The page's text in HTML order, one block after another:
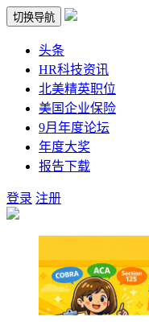
切换导航
头条
HR科技资讯
北美精英职位
美国企业保险
9月年度论坛
年度大奖
报告下载
登录 注册